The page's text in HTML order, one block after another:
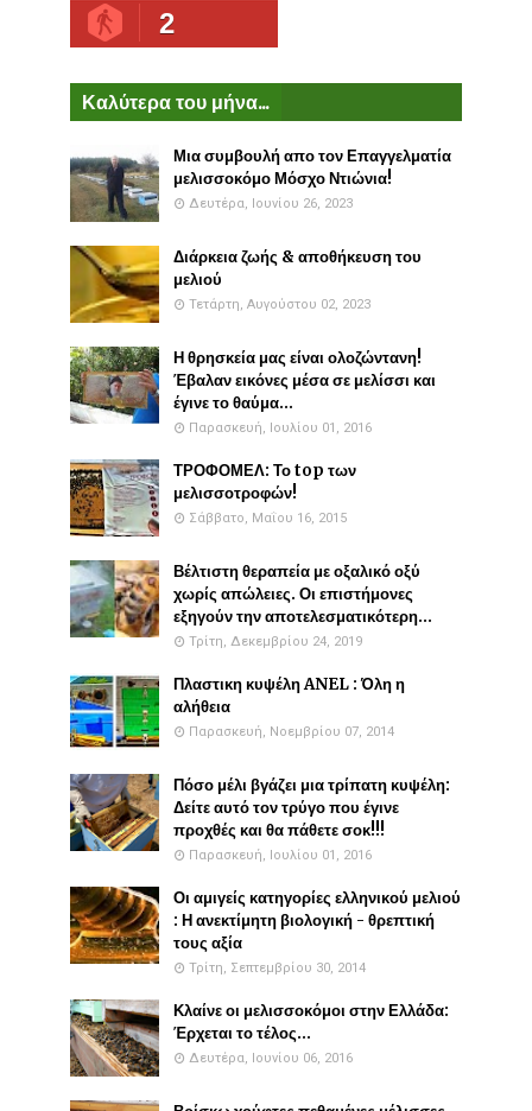
2
Καλύτερα του μήνα...
Μια συμβουλή απο τον Επαγγελματία
μελισσοκόμο Μόσχο Ντιώνια!
Δευτέρα, Ιουνίου 26, 2023
Διάρκεια ζωής & αποθήκευση του
μελιού
Τετάρτη, Αυγούστου 02, 2023
Η θρησκεία μας είναι ολοζώντανη!
Έβαλαν εικόνες μέσα σε μελίσσι και
έγινε το θαύμα...
Παρασκευή, Ιουλίου 01, 2016
ΤΡΟΦΟΜΕΛ: Το top των
μελισσοτροφών!
Σάββατο, Μαΐου 16, 2015
Βέλτιστη θεραπεία με οξαλικό οξύ
χωρίς απώλειες. Οι επιστήμονες
εξηγούν την αποτελεσματικότερη...
Τρίτη, Δεκεμβρίου 24, 2019
Πλαστικη κυψέλη ANEL : Όλη η
αλήθεια
Παρασκευή, Νοεμβρίου 07, 2014
Πόσο μέλι βγάζει μια τρίπατη κυψέλη:
Δείτε αυτό τον τρύγο που έγινε
προχθές και θα πάθετε σοκ!!!
Παρασκευή, Ιουλίου 01, 2016
Οι αμιγείς κατηγορίες ελληνικού μελιού
: Η ανεκτίμητη βιολογική - θρεπτική
τους αξία
Τρίτη, Σεπτεμβρίου 30, 2014
Κλαίνε οι μελισσοκόμοι στην Ελλάδα:
Έρχεται το τέλος...
Δευτέρα, Ιουνίου 06, 2016